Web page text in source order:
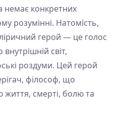
немає конкретних
розумінні. Натомість,
герой — це голос
світ,
роздуми. Цей герой
філософ, що
життя, смерті, болю та